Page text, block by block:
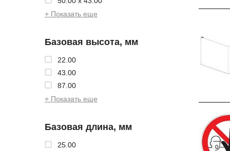
+ Показать еще
Базовая высота, мм
22.00
43.00
87.00
+ Показать еще
Базовая длина, мм
25.00